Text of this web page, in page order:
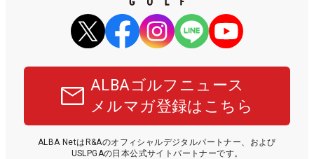
ALBAゴルフニュース
メルマガ登録はこちら
ALBA NetはR&Aのオフィシャルデジタルパートナー、および
USLPGAの日本公式サイトパートナーです。